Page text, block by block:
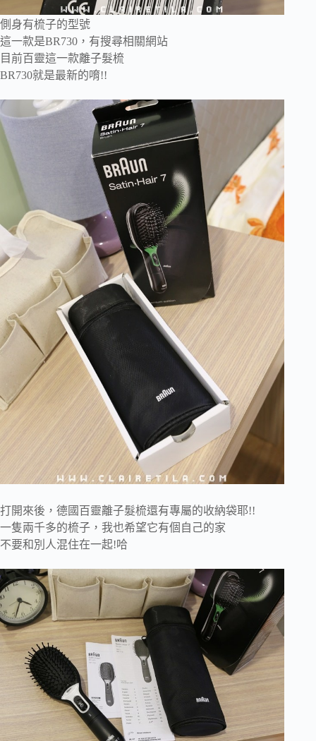
側身有梳子的型號
這一款是BR730，有搜尋相關網站
目前百靈這一款離子髮梳
BR730就是最新的唷!!
打開來後，德國百靈離子髮梳還有專屬的收納袋耶!!
一隻兩千多的梳子，我也希望它有個自己的家
不要和別人混住在一起!哈